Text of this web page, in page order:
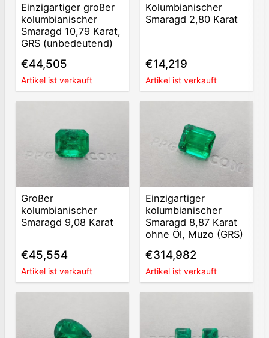
Einzigartiger großer
kolumbianischer
Smaragd 10,79 Karat,
GRS (unbedeutend)
€44,505
Artikel ist verkauft
Kolumbianischer
Smaragd 2,80 Karat
€14,219
Artikel ist verkauft
Großer
kolumbianischer
Smaragd 9,08 Karat
€45,554
Artikel ist verkauft
Einzigartiger
kolumbianischer
Smaragd 8,87 Karat
ohne Öl, Muzo (GRS)
€314,982
Artikel ist verkauft